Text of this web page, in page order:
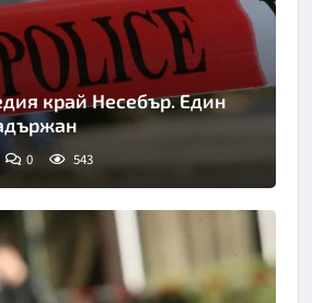
край Несебър. Един
0 543